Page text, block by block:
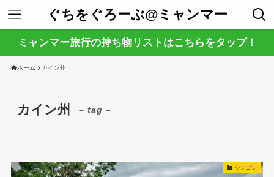
ぐちをぐろーぶ@ミャンマー
ミャンマー旅行の持ち物リストはこちらをタップ！
ホーム カイン州
カイン州 – tag –
ヤンゴン